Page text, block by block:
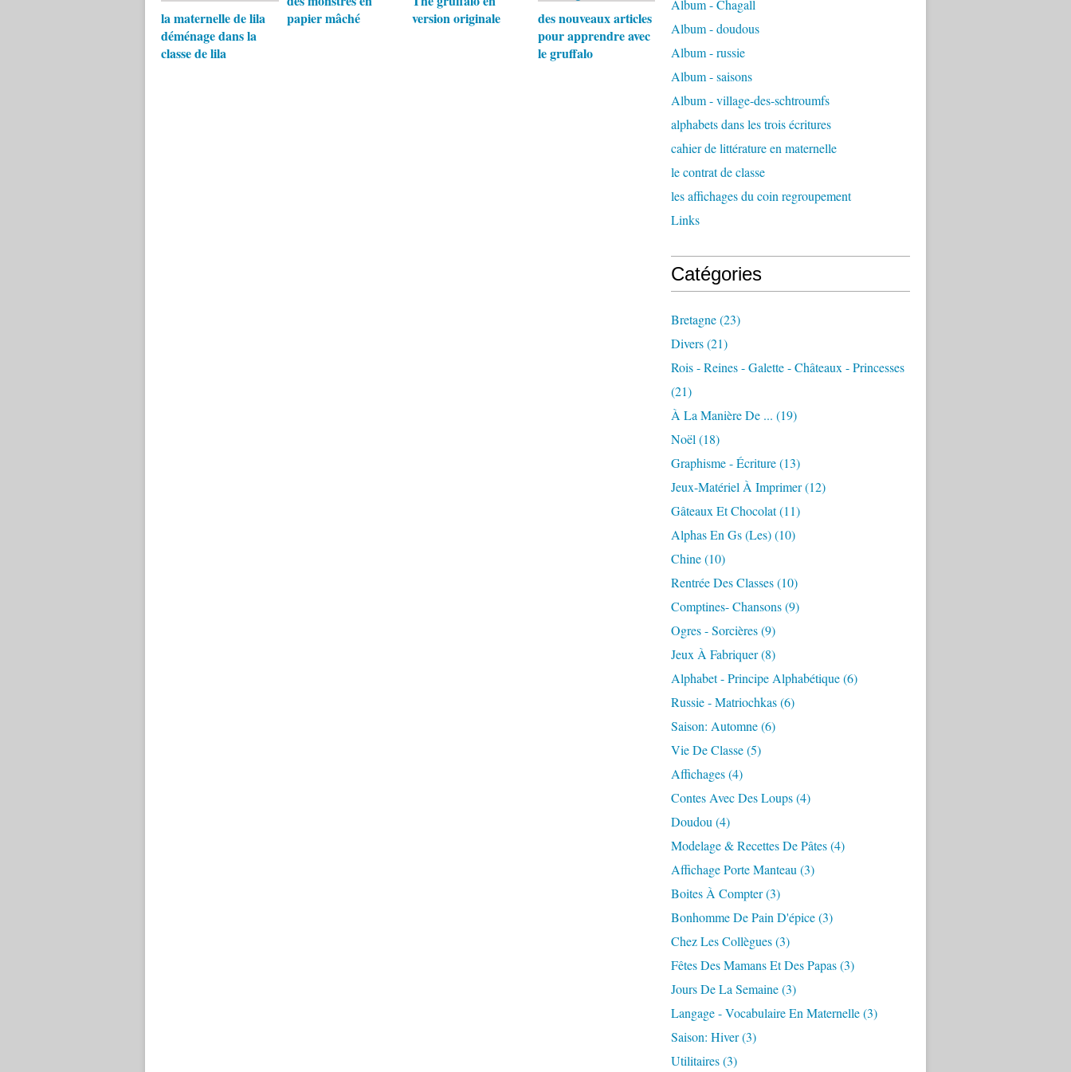
la maternelle de lila
déménage dans la
classe de lila
papier mâché
version originale
des nouveaux articles
pour apprendre avec
le gruffalo
Album - Chagall
Album - doudous
Album - russie
Album - saisons
Album - village-des-schtroumfs
alphabets dans les trois écritures
cahier de littérature en maternelle
le contrat de classe
les affichages du coin regroupement
Links
Catégories
Bretagne(23)
Divers(21)
Rois - Reines - Galette - Châteaux - Princesses
(21)
À La Manière De ... (19)
Noël (18)
Graphisme - Écriture(13)
Jeux-Matériel À Imprimer(12)
Gâteaux Et Chocolat(11)
Alphas En Gs (les)(10)
Chine(10)
Rentrée Des Classes(10)
Comptines- Chansons(9)
Ogres - Sorcières(9)
Jeux À Fabriquer(8)
Alphabet - Principe Alphabétique(6)
Russie - Matriochkas(6)
Saison: Automne(6)
Vie De Classe(5)
Affichages(4)
Contes Avec Des Loups(4)
Doudou (4)
Modelage & Recettes De Pâtes(4)
Affichage Porte Manteau (3)
Boites À Compter(3)
Bonhomme De Pain D'épice(3)
Chez Les Collègues(3)
Fêtes Des Mamans Et Des Papas(3)
Jours De La Semaine(3)
Langage - Vocabulaire En Maternelle(3)
Saison: Hiver(3)
Utilitaires(3)